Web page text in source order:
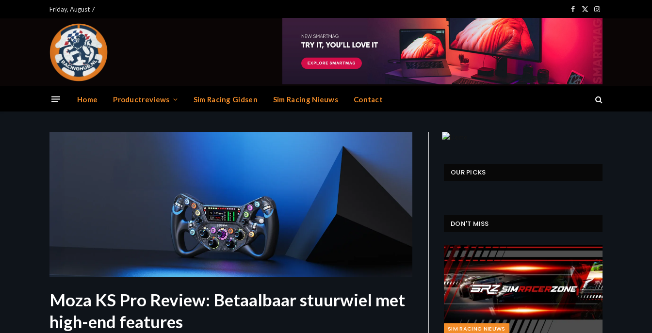
Friday, August 7
Facebook
X
Instagram
Home Productreviews Sim Racing Gidsen Sim Racing Nieuws Contact
Moza KS Pro Review: Betaalbaar stuurwiel met
high-end features
OUR PICKS
DON'T MISS
SIM RACING NIEUWS